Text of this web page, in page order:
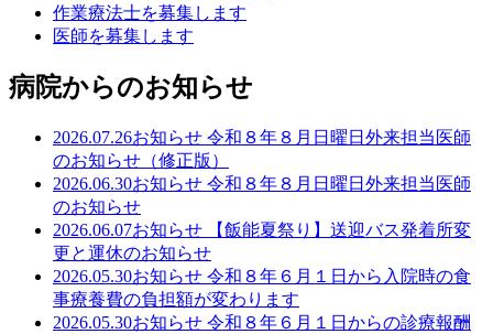
作業療法士を募集します
医師を募集します
病院からのお知らせ
2026.07.26お知らせ 令和８年８月日曜日外来担当医師
のお知らせ（修正版）
2026.06.30お知らせ 令和８年８月日曜日外来担当医師
のお知らせ
2026.06.07お知らせ
【飯能夏祭り】送迎バス発着所変
更と運休のお知らせ
2026.05.30お知らせ 令和８年６月１日から入院時の食
事療養費の負担額が変わります
2026.05.30お知らせ 令和８年６月１日からの診療報酬